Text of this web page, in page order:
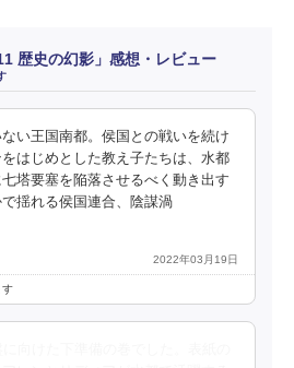
歴史の幻影」感想・レビュー
い王国南都。侯国との戦いを続け
はじめとした教え子たちは、水都
塔要塞を陥落させるべく動き出す
揺れる侯国連合、陰謀渦
2022年03月19日
す